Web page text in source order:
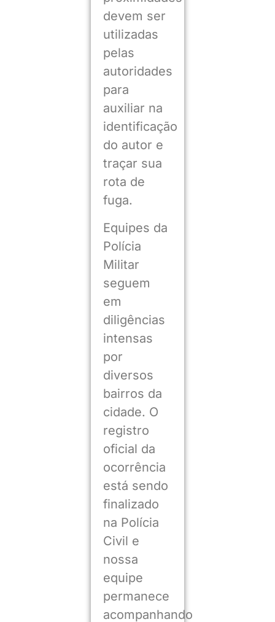
devem ser
utilizadas
pelas
autoridades
para
auxiliar na
identificação
do autor e
traçar sua
rota de
fuga.
Equipes da
Polícia
Militar
seguem
em
diligências
intensas
por
diversos
bairros da
cidade. O
registro
oficial da
ocorrência
está sendo
finalizado
na Polícia
Civil e
nossa
equipe
permanece
acompanhando